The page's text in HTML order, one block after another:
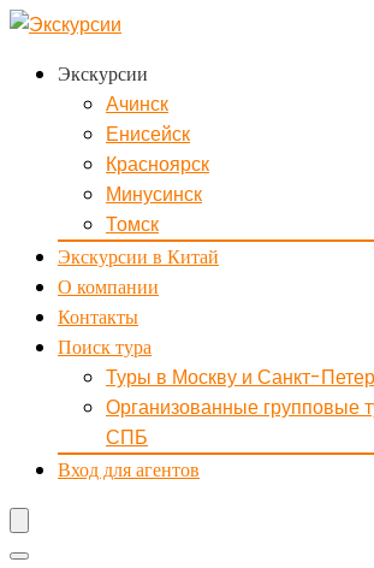
Экскурсии
Ачинск
Енисейск
Красноярск
Минусинск
Томск
Экскурсии в Китай
О компании
Контакты
Поиск тура
Туры в Москву и Санкт-
Организованные групповые
СПБ
Вход для агентов